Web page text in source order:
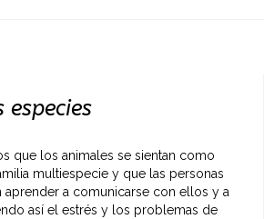
especies
que los animales se sientan como
multiespecie y que las personas
aprender a comunicarse con ellos y a
así el estrés y los problemas de